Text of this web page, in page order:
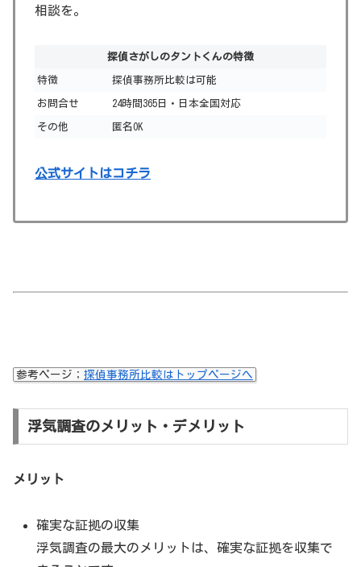
相談を。
探偵さがしのタントくんの特徴
特徴 探偵事務所比較は可能
お問合せ 24時間365日・日本全国対応
その他 匿名OK
公式サイトはコチラ
参考ページ； 探偵事務所比較はトップページへ
浮気調査のメリット・デメリット
メリット
確実な証拠の収集
浮気調査の最大のメリットは、確実な証拠を収集で